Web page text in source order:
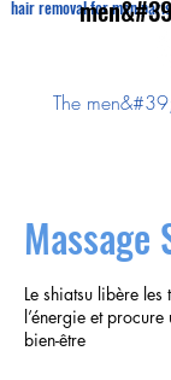
hair removal for men paris
The
Massage
Le shiatsu libère
l’énergie et
bien-être